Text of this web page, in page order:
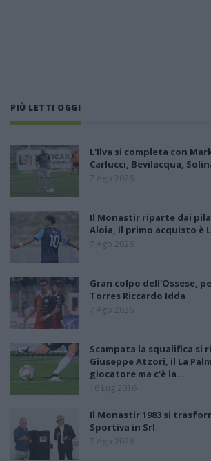
PIÙ LETTI OGGI
L'Ilva si completa con
Carlucci, Bevilacqua,
7 Ago 2026
Il Monastir riparte dai
Aloia, il primo acquisto è
7 Ago 2026
Gran colpo dell'Ossese,
Torres Riccardo Idda
7 Ago 2026
Scampata la squalifica si
Giuseppe Atzori, il La
giocatore ma c'è la…
16 Lug 2016
Il Monastir 1983 si
Sportiva in Srl
7 Ago 2026